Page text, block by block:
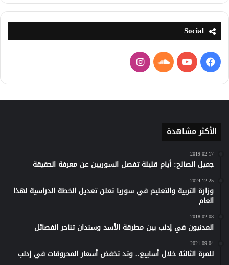
Social
فيسبوكيوتيوبساوند
كلاود
انستقرام
الأكثر مشاهدة
2019-02-17
جميل الصالح: أيام قليلة تفصل السوريين عن معرفة الحقيقة
2024-12-25
وزارة التربية والتعليم في سوريا تعلن تعديل الخطة الدراسية لهذا
العام
2018-02-08
المدنيون في إدلب بين مطرقة الأسد وسندان تناحر الفصائل
2021-09-04
للمرة الثالثة خلال أسابيع.. وتد تخفض أسعار المحروقات في إدلب